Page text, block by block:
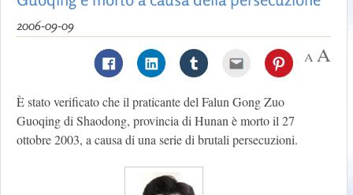
2006-09-09
È stato verificato che il praticante del Falun Gong Zuo
Guoqing di Shaodong, provincia di Hunan è morto il 27
ottobre 2003, a causa di una serie di brutali persecuzioni.